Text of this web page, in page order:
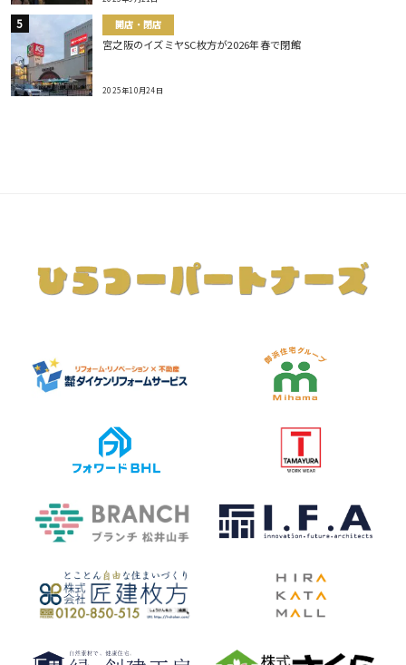
開店・閉店
宮之阪のイズミヤSC枚方が2026年春で閉館
2025年10月24日